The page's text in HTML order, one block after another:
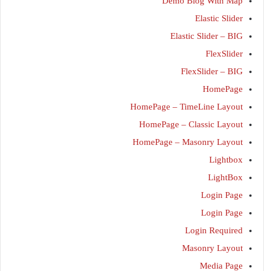
Elastic Slider
Elastic Slider – BIG
FlexSlider
FlexSlider – BIG
HomePage
HomePage – TimeLine Layout
HomePage – Classic Layout
HomePage – Masonry Layout
Lightbox
LightBox
Login Page
Login Page
Login Required
Masonry Layout
Media Page